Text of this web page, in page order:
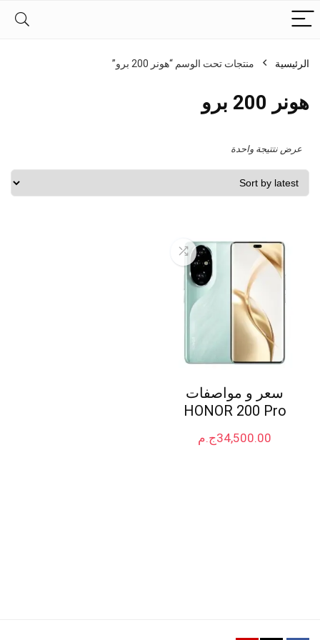
الرئيسية منتجات تحت الوسم “هونر 200 برو”
هونر 200 برو
عرض نتتيجة واحدة
سعر و مواصفات
HONOR 200 Pro
ج.م34,500.00